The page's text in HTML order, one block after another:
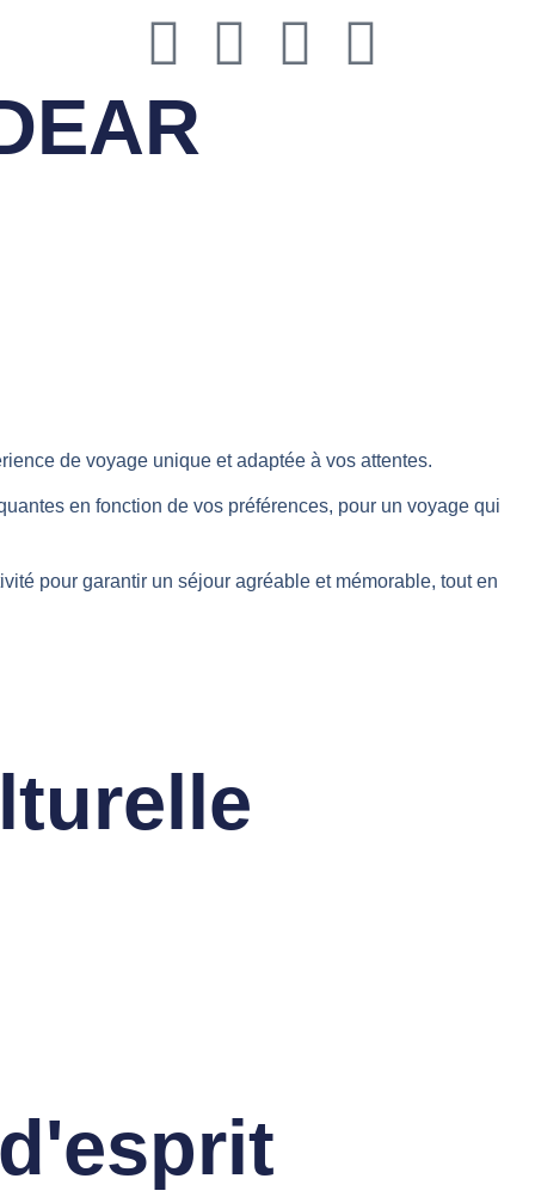
de voyage unique et adaptée à vos attentes.
en fonction de vos préférences, pour un voyage qui
pour garantir un séjour agréable et mémorable, tout en